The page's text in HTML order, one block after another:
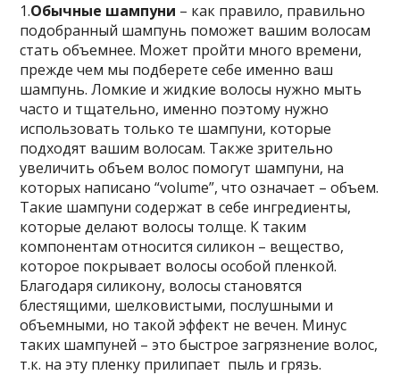
1.Обычные шампуни – как правило, правильно
подобранный шампунь поможет вашим волосам
стать объемнее. Может пройти много времени,
прежде чем мы подберете себе именно ваш
шампунь. Ломкие и жидкие волосы нужно мыть
часто и тщательно, именно поэтому нужно
использовать только те шампуни, которые
подходят вашим волосам. Также зрительно
увеличить объем волос помогут шампуни, на
которых написано “volume”, что означает – объем.
Такие шампуни содержат в себе ингредиенты,
которые делают волосы толще. К таким
компонентам относится силикон – вещество,
которое покрывает волосы особой пленкой.
Благодаря силикону, волосы становятся
блестящими, шелковистыми, послушными и
объемными, но такой эффект не вечен. Минус
таких шампуней – это быстрое загрязнение волос,
т.к. на эту пленку прилипает пыль и грязь.